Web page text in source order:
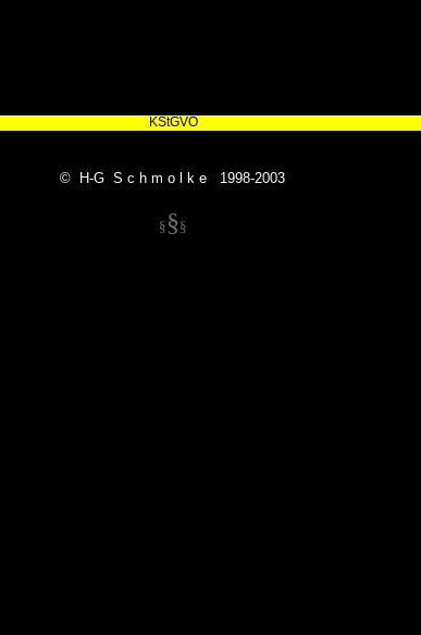
KStGVO
© H-G S c h m o l k e 1998-2003
§ § §